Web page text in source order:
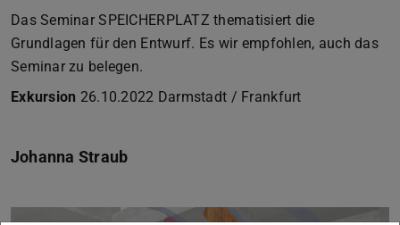
Das Seminar SPEICHERPLATZ thematisiert die
Grundlagen für den Entwurf. Es wir empfohlen, auch das
Seminar zu belegen.
Exkursion 26.10.2022 Darmstadt / Frankfurt
Johanna Straub